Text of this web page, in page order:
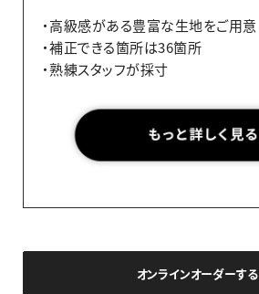
・高級感がある豊富な生地をご用意
・補正できる箇所は36箇所
・熟練スタッフが採寸
オンラインオーダーする